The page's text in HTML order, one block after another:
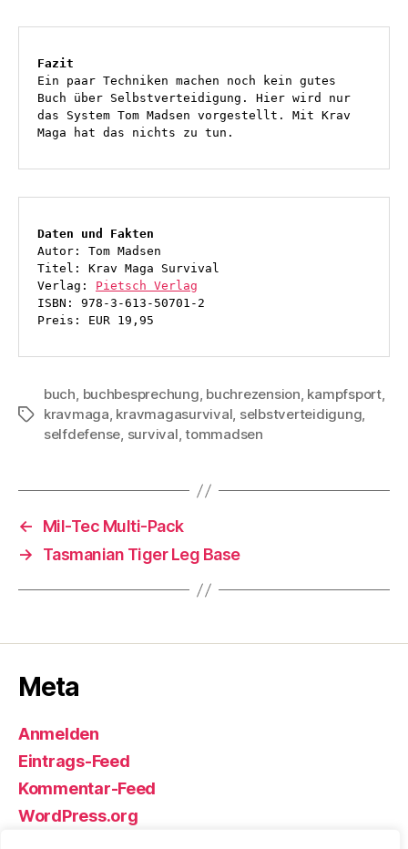
Fazit
Ein paar Techniken machen noch kein gutes
Buch über Selbstverteidigung. Hier wird nur
das System Tom Madsen vorgestellt. Mit Krav
Maga hat das nichts zu tun.
Daten und Fakten
Autor: Tom Madsen
Titel: Krav Maga Survival
Verlag: Pietsch Verlag
ISBN: 978-3-613-50701-2
Preis: EUR 19,95
Schlagwörter
buch, buchbesprechung, buchrezension, kampfsport,
kravmaga, kravmagasurvival, selbstverteidigung,
selfdefense, survival,tommadsen
←
Mil-Tec Multi-Pack
→
Tasmanian Tiger Leg Base
Meta
Anmelden
Eintrags-Feed
Kommentar-Feed
WordPress.org